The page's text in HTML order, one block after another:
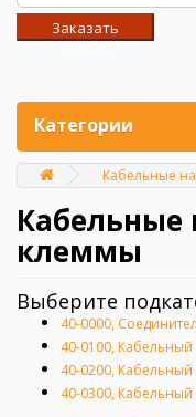
Заказать
Категории
Главная
Кабельные
Кабельные
клеммы
Выберите
40-0000,
40-0100,
40-0200,
40-0300,